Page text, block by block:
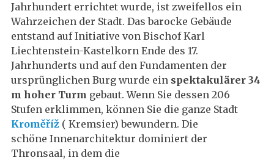
Jahrhundert errichtet wurde, ist zweifellos ein
Wahrzeichen der Stadt. Das barocke Gebäude
entstand auf Initiative von Bischof Karl
Liechtenstein-Kastelkorn Ende des 17.
Jahrhunderts und auf den Fundamenten der
ursprünglichen Burg wurde ein spektakulärer 34
m hoher Turm gebaut. Wenn Sie dessen 206
Stufen erklimmen, können Sie die ganze Stadt
Kroměříž ( Kremsier) bewundern. Die
schöne Innenarchitektur dominiert der
Thronsaal, in dem die